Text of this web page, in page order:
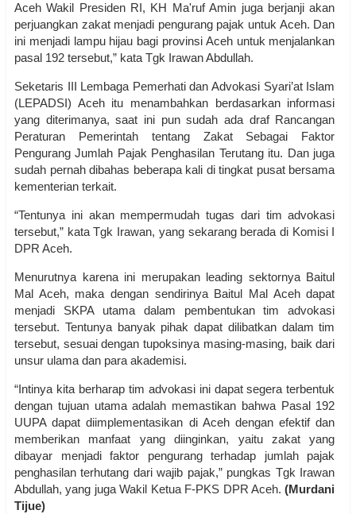
Aceh Wakil Presiden RI, KH Ma'ruf Amin juga berjanji akan
perjuangkan zakat menjadi pengurang pajak untuk Aceh. Dan
ini menjadi lampu hijau bagi provinsi Aceh untuk menjalankan
pasal 192 tersebut,” kata Tgk Irawan Abdullah.
Seketaris III Lembaga Pemerhati dan Advokasi Syari’at Islam
(LEPADSI) Aceh itu menambahkan berdasarkan informasi
yang diterimanya, saat ini pun sudah ada draf Rancangan
Peraturan Pemerintah tentang Zakat Sebagai Faktor
Pengurang Jumlah Pajak Penghasilan Terutang itu. Dan juga
sudah pernah dibahas beberapa kali di tingkat pusat bersama
kementerian terkait.
“Tentunya ini akan mempermudah tugas dari tim advokasi
tersebut,” kata Tgk Irawan, yang sekarang berada di Komisi I
DPR Aceh.
Menurutnya karena ini merupakan leading sektornya Baitul
Mal Aceh, maka dengan sendirinya Baitul Mal Aceh dapat
menjadi SKPA utama dalam pembentukan tim advokasi
tersebut. Tentunya banyak pihak dapat dilibatkan dalam tim
tersebut, sesuai dengan tupoksinya masing-masing, baik dari
unsur ulama dan para akademisi.
“Intinya kita berharap tim advokasi ini dapat segera terbentuk
dengan tujuan utama adalah memastikan bahwa Pasal 192
UUPA dapat diimplementasikan di Aceh dengan efektif dan
memberikan manfaat yang diinginkan, yaitu zakat yang
dibayar menjadi faktor pengurang terhadap jumlah pajak
penghasilan terhutang dari wajib pajak,” pungkas Tgk Irawan
Abdullah, yang juga Wakil Ketua F-PKS DPR Aceh.(Murdani
Tijue)